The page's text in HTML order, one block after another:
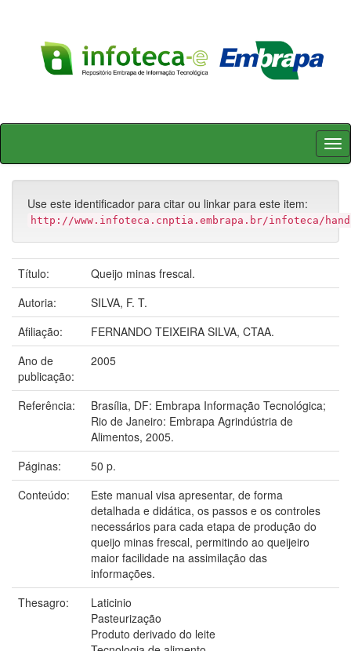
Skip
Use este identificador para citar ou linkar para este item:
http://www.infoteca.cnptia.embrapa.br/infoteca/
Título:
Queijo minas frescal.
Autoria:
SILVA, F. T.
Afiliação:
FERNANDO TEIXEIRA SILVA, CTAA.
Ano de
publicação:
2005
Referência:
Brasília, DF: Embrapa Informação Tecnológica;
Rio de Janeiro: Embrapa Agrindústria de
Alimentos, 2005.
Páginas:
50 p.
Conteúdo:
Este manual visa apresentar, de forma
detalhada e didática, os passos e os controles
necessários para cada etapa de produção do
queijo minas frescal, permitindo ao queijeiro
maior facilidade na assimilação das
informações.
Thesagro:
Laticinio
Pasteurização
Produto derivado do leite